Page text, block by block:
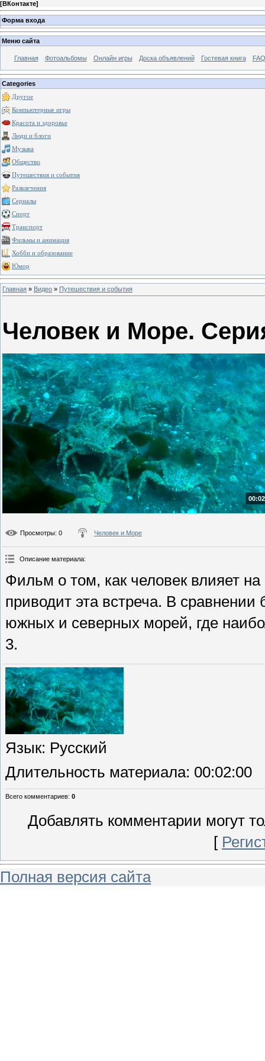
[ВКонтакте]
Форма входа
Меню сайта
Главная Фотоальбомы Онлайн игры Доска объявлений Гостевая книга
Categories
Другое
Компьютерные игры
Красота и здоровье
Люди и блоги
Музыка
Общество
Путешествия и события
Развлечения
Сериалы
Спорт
Транспорт
Фильмы и анимация
Хобби и образование
Юмор
Главная » Видео » Путешествия и события
Человек и Море.
Просмотры: 0 Человек и Море
Описание материала:
Фильм о том, как человек влияет
приводит эта встреча. В
южных и северных морей, где
3.
Язык: Русский
Длительность материала: 00:02:00
Всего комментариев: 0
Добавлять комментарии могут
[
Полная версия сайта